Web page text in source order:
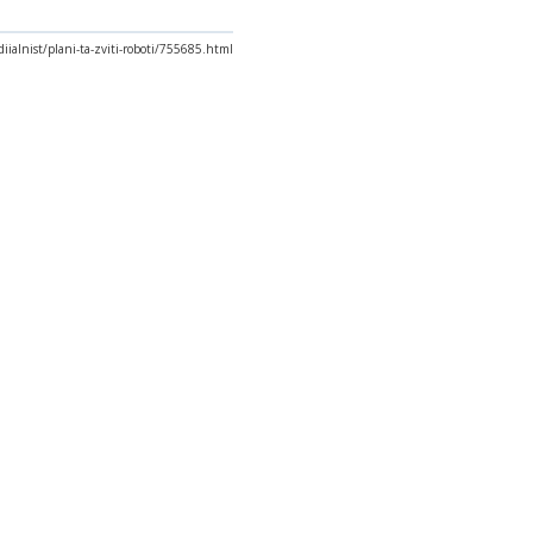
plani-ta-zviti-roboti/755685.html